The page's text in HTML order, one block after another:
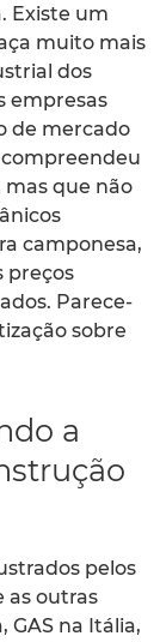
Existe um
muito mais
dos
empresas
de mercado
mas que não
camponesa,
preços
Parece-
sobre
a
pelos
as outras
GAS na Itália,